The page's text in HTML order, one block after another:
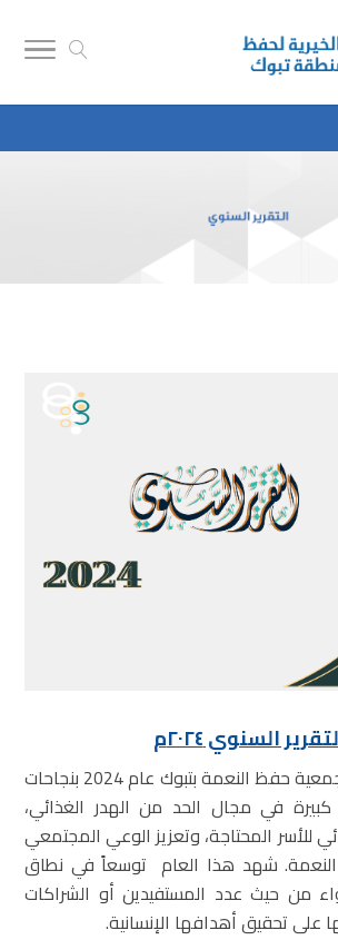
السنوي ٢٠٢٤م
بحمد الله، اختتمت جمعية حفظ النعمة بتبوك عام 2024 بنجاحات
في مجال الحد من الهدر الغذائي،
للأسر المحتاجة، وتعزيز الوعي المجتمعي
شهد هذا العام توسعاً في نطاق
من حيث عدد المستفيدين أو الشراكات
على تحقيق أهدافها الإنسانية.